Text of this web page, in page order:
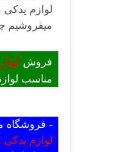
لوازم یدکی
میفروشیم
فروش
مناسب
- فروشگاه
لوازم یدکی